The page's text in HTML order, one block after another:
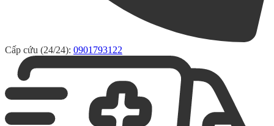
Cấp cứu (24/24): 0901793122